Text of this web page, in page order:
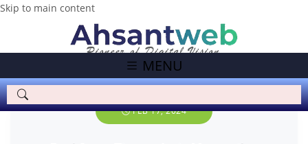
Skip to main content
MENU
FEB 17, 2024